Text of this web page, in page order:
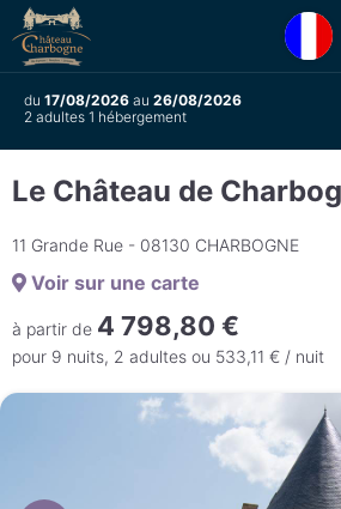
du 17/08/2026 au 26/08/2026
2 adultes 1 hébergement
Le Château de
11 Grande Rue - 08130 CHARBOGNE
Voir sur une carte
à partir de 4 798,80 €
pour 9 nuits, 2 adultes ou 533,11 € / nuit